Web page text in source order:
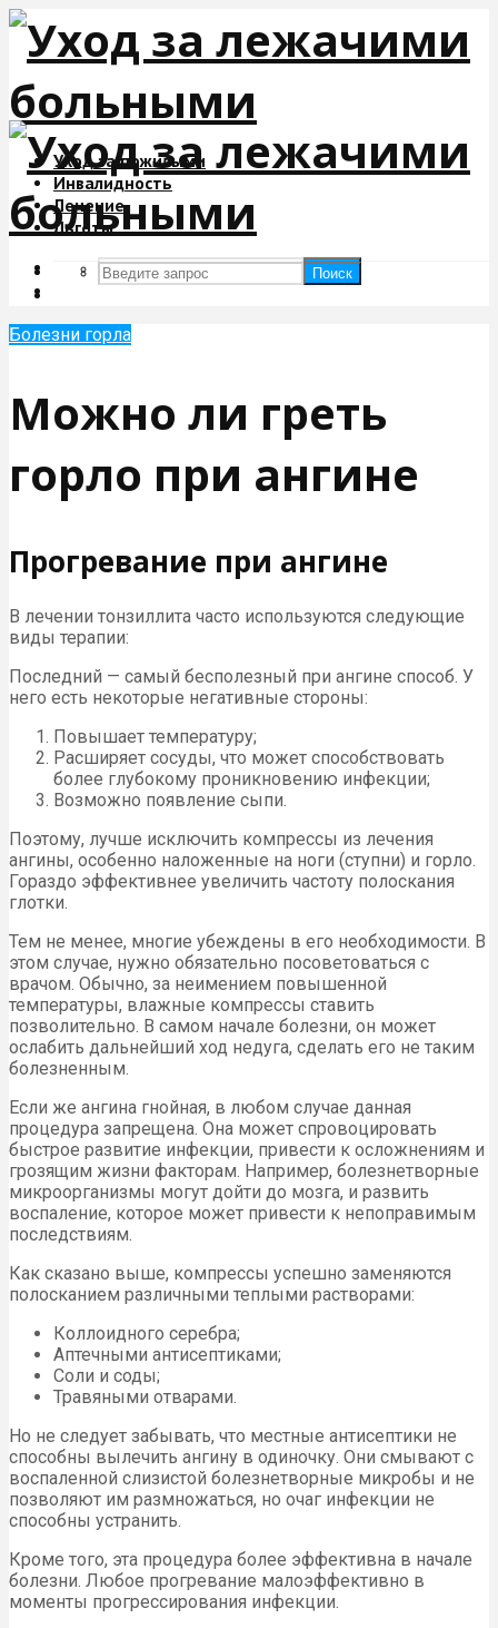
Уход за пожилыми
Инвалидность
Лечение
Льготы
Поиск
Поиск
Болезни горла
Можно ли греть
горло при ангине
Прогревание при ангине
В лечении тонзиллита часто используются следующие
виды терапии:
Последний — самый бесполезный при ангине способ. У
него есть некоторые негативные стороны:
Повышает температуру;
Расширяет сосуды, что может способствовать
более глубокому проникновению инфекции;
Возможно появление сыпи.
Поэтому, лучше исключить компрессы из лечения
ангины, особенно наложенные на ноги (ступни) и горло.
Гораздо эффективнее увеличить частоту полоскания
глотки.
Тем не менее, многие убеждены в его необходимости. В
этом случае, нужно обязательно посоветоваться с
врачом. Обычно, за неимением повышенной
температуры, влажные компрессы ставить
позволительно. В самом начале болезни, он может
ослабить дальнейший ход недуга, сделать его не таким
болезненным.
Если же ангина гнойная, в любом случае данная
процедура запрещена. Она может спровоцировать
быстрое развитие инфекции, привести к осложнениям и
грозящим жизни факторам. Например, болезнетворные
микроорганизмы могут дойти до мозга, и развить
воспаление, которое может привести к непоправимым
последствиям.
Как сказано выше, компрессы успешно заменяются
полосканием различными теплыми растворами:
Коллоидного серебра;
Аптечными антисептиками;
Соли и соды;
Травяными отварами.
Но не следует забывать, что местные антисептики не
способны вылечить ангину в одиночку. Они смывают с
воспаленной слизистой болезнетворные микробы и не
позволяют им размножаться, но очаг инфекции не
способны устранить.
Кроме того, эта процедура более эффективна в начале
болезни. Любое прогревание малоэффективно в
моменты прогрессирования инфекции.